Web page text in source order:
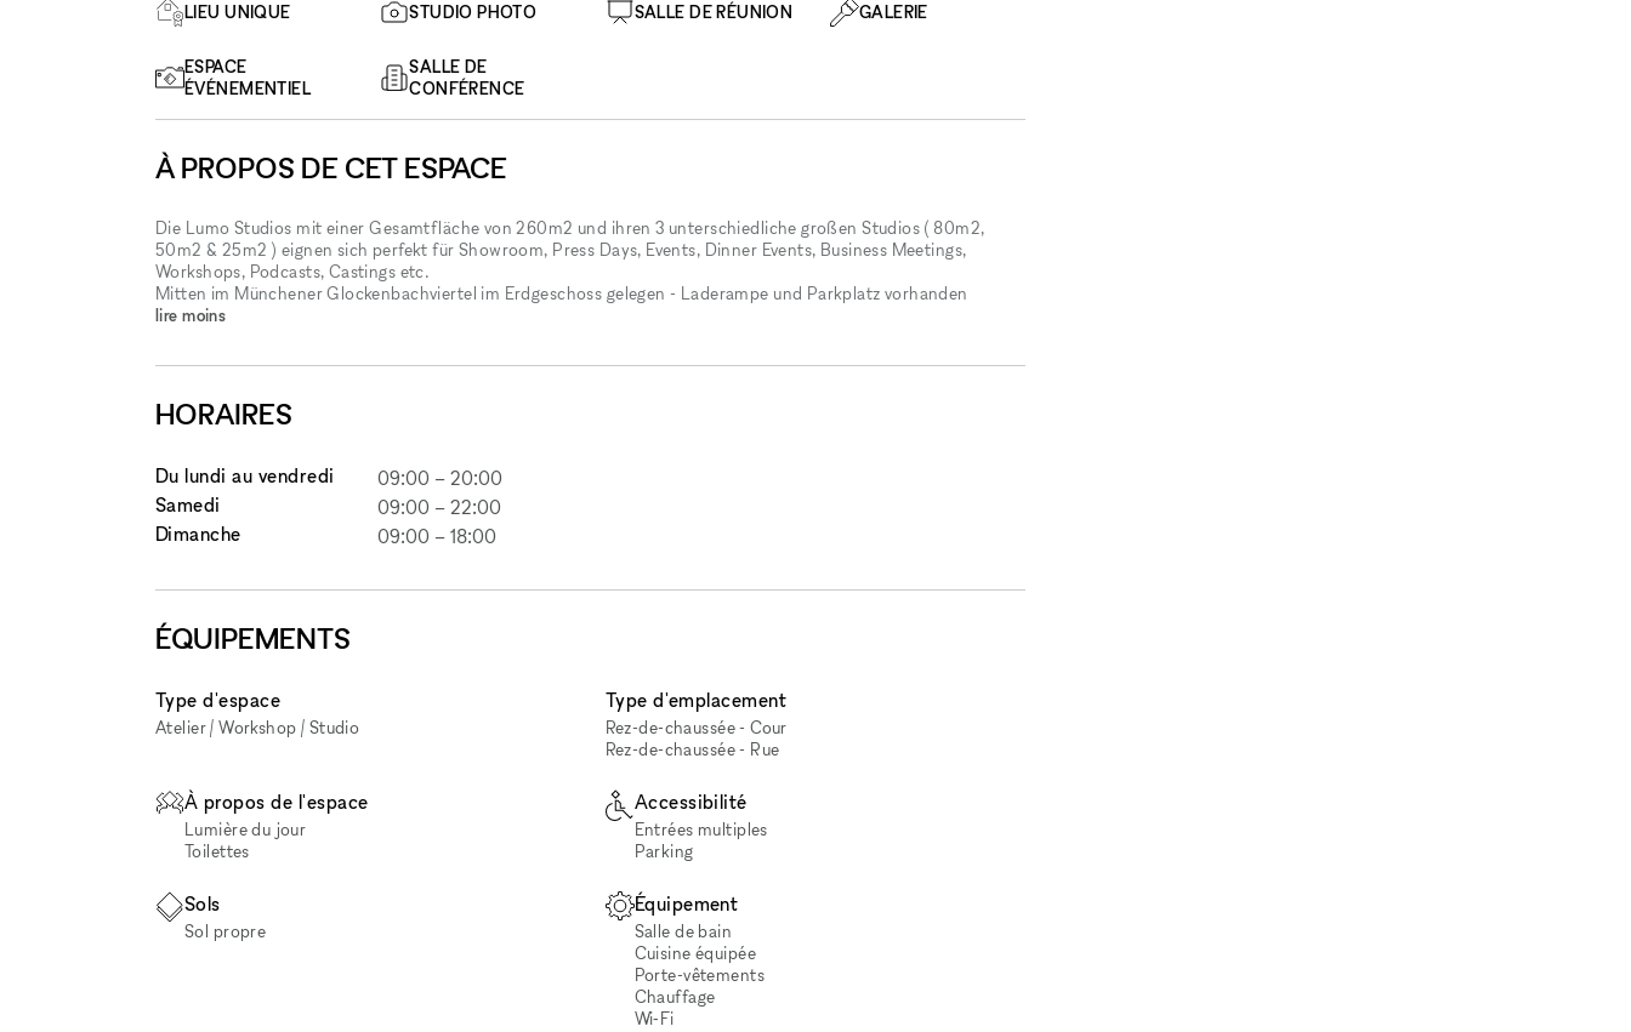
LIEU UNIQUE STUDIO PHOTO SALLE DE RÉUNION GALERIE
ESPACE
ÉVÉNEMENTIEL
SALLE DE
CONFÉRENCE
À PROPOS DE CET ESPACE
Die Lumo Studios mit einer Gesamtfläche von 260m2 und ihren 3 unterschiedliche großen Studios ( 80m2,
50m2 & 25m2 ) eignen sich perfekt für Showroom, Press Days, Events, Dinner Events, Business Meetings,
Workshops, Podcasts, Castings etc.
Mitten im Münchener Glockenbachviertel im Erdgeschoss gelegen - Laderampe und Parkplatz vorhanden
lire moins
HORAIRES
Du lundi au vendredi 09:00 –20:00
Samedi
09:00 –22:00
Dimanche
09:00 –18:00
ÉQUIPEMENTS
Type d'espace
Atelier / Workshop / Studio
Type d'emplacement
Rez-de-chaussée - Cour
Rez-de-chaussée - Rue
À propos de l'espace
Lumière du jour
Toilettes
Accessibilité
Entrées multiples
Parking
Sols
Sol propre
Équipement
Salle de bain
Cuisine équipée
Porte-vêtements
Chauffage
Wi‑Fi